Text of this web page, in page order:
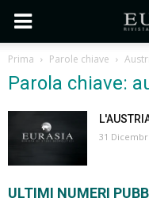
Prima Parole chiave
Parola chiave:
31
ULTIMI NUMERI